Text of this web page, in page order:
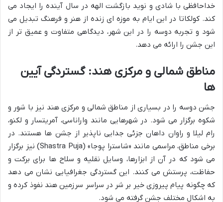
خداحافظی با شادی و نوید بازگشت الهه در سال آینده را ایجاد می
کند. کولکاتا در این ایام به موزه ای زنده از هنر و فرهنگ تبدیل می
شود و تجربه دوسه را در این شهر، دیدگاهی متفاوت و عمیق تر از
این جشن را ارائه می دهد.
مناطق شمالی و مرکزی هند: گستردگی آیین
ها
جشن دوسه را در بسیاری از مناطق شمالی و مرکزی هند نیز با شور و
شکوه برگزار می شود. در شهرهایی مانند واراناسی، آمریتسار و لکنو،
رام لیلا و راوان داهان جزئی جدایی ناپذیر از جشن ها هستند. در
برخی مناطق، مراسمی مانند «شاسترا پوجا» (Shastra Puja) نیز برگزار
می شود که در آن از ابزارها، وسایل نقلیه و سلاح ها برای برکت و
حفاظت، پرستش می کنند. این گستردگی جغرافیایی نشان می دهد
که چگونه پیام پیروزی خیر بر شر در سراسر سرزمین هند نفوذ کرده و
به اشکال مختلف جشن گرفته می شود.